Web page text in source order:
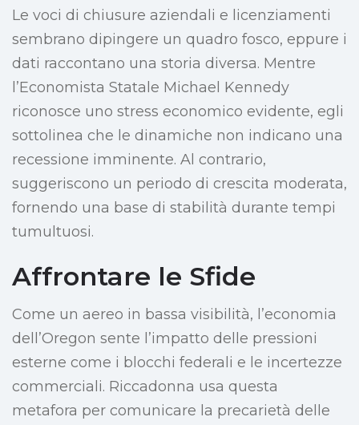
Le voci di chiusure aziendali e licenziamenti
sembrano dipingere un quadro fosco, eppure i
dati raccontano una storia diversa. Mentre
l’Economista Statale Michael Kennedy
riconosce uno stress economico evidente, egli
sottolinea che le dinamiche non indicano una
recessione imminente. Al contrario,
suggeriscono un periodo di crescita moderata,
fornendo una base di stabilità durante tempi
tumultuosi.
Affrontare le Sfide
Come un aereo in bassa visibilità, l’economia
dell’Oregon sente l’impatto delle pressioni
esterne come i blocchi federali e le incertezze
commerciali. Riccadonna usa questa
metafora per comunicare la precarietà delle